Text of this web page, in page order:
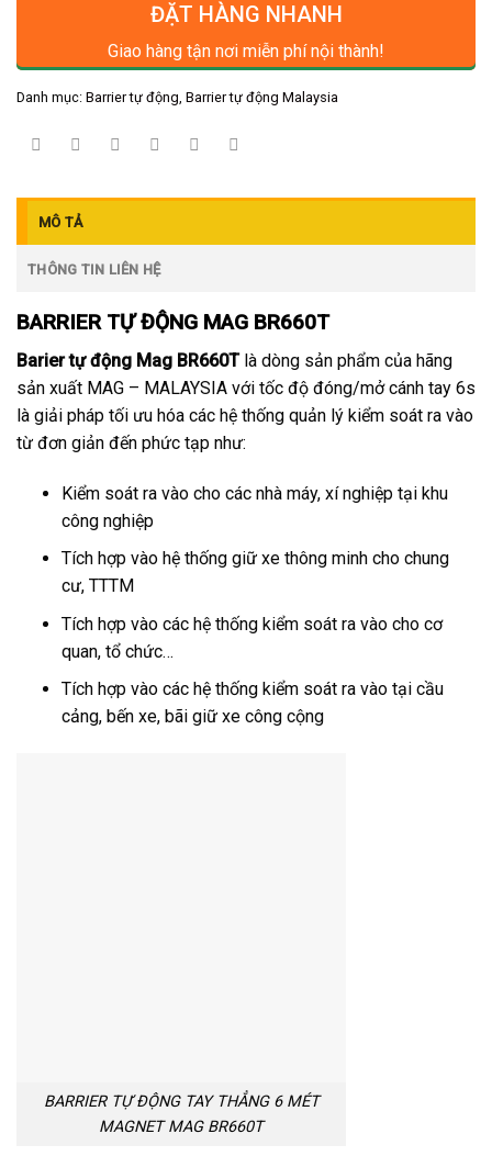
ĐẶT HÀNG NHANH
Giao hàng tận nơi miễn phí nội thành!
Danh mục: Barrier tự động, Barrier tự động Malaysia
MÔ TẢ
THÔNG TIN LIÊN HỆ
BARRIER TỰ ĐỘNG MAG BR660T
Barier tự động Mag BR660Tlà dòng sản phẩm của hãng
sản xuất MAG – MALAYSIA với tốc độ đóng/mở cánh tay 6s
là giải pháp tối ưu hóa các hệ thống quản lý kiểm soát ra vào
từ đơn giản đến phức tạp như:
Kiểm soát ra vào cho các nhà máy, xí nghiệp tại khu
công nghiệp
Tích hợp vào hệ thống giữ xe thông minh cho chung
cư, TTTM
Tích hợp vào các hệ thống kiểm soát ra vào cho cơ
quan, tổ chức…
Tích hợp vào các hệ thống kiểm soát ra vào tại cầu
cảng, bến xe, bãi giữ xe công cộng
BARRIER TỰ ĐỘNG TAY THẲNG 6 MÉT
MAGNET MAG BR660T